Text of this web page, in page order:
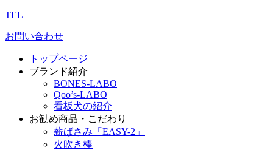
TEL
お問い合わせ
トップページ
ブランド紹介
BONES-LABO
Qoo’s-LABO
看板犬の紹介
お勧め商品・こだわり
薪ばさみ「EASY-2」
火吹き棒